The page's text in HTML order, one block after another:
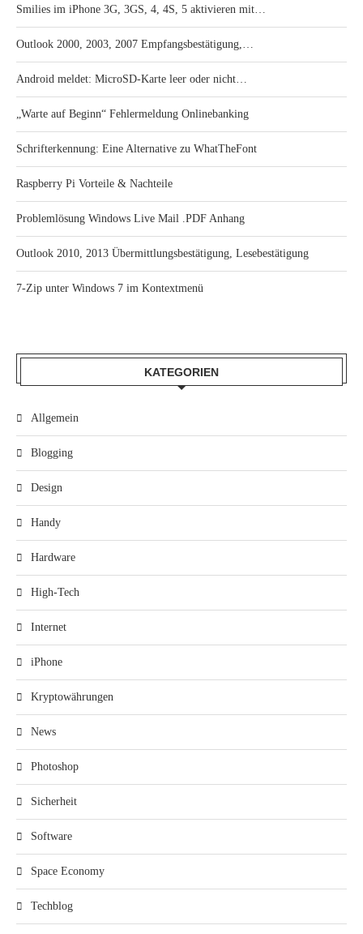
Smilies im iPhone 3G, 3GS, 4, 4S, 5 aktivieren mit…
Outlook 2000, 2003, 2007 Empfangsbestätigung,…
Android meldet: MicroSD-Karte leer oder nicht…
„Warte auf Beginn“ Fehlermeldung Onlinebanking
Schrifterkennung: Eine Alternative zu WhatTheFont
Raspberry Pi Vorteile & Nachteile
Problemlösung Windows Live Mail .PDF Anhang
Outlook 2010, 2013 Übermittlungsbestätigung, Lesebestätigung
7-Zip unter Windows 7 im Kontextmenü
KATEGORIEN
Allgemein
Blogging
Design
Handy
Hardware
High-Tech
Internet
iPhone
Kryptowährungen
News
Photoshop
Sicherheit
Software
Space Economy
Techblog